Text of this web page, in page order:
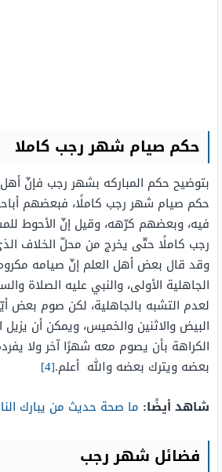
حكم صيام شهر رجب كاملا
بتوضيح حكم المباركه بشهر رجب فإنّ
حكم صيام شهر رجب كاملًا، فبعضهم
فيه، وبعضهم كرّهه، وقيل إنّ الأحوط
رجب كاملًا حتّى يخرج من محلّ الخلاف
وقد قال بعض أهل العلم إنّ صيامه
الجاهلية الأولى، والنبي عليه الصلاة
لعدم التشبه بالجاهلية، لكن صوم بعض
البيض والاثنين والخميس، ويمكن أن
الكراهة بأن يصوم معه شهرًا آخر ولا
بعضه ويترك بعضه والله أعلم.[4]
شاهد أيضًا: ما صحة حديث من يبارك
فضائل شهر رجب